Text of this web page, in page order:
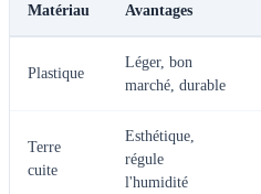
Matériau Avantages
Plastique
Léger, bon
marché, durable
Terre
cuite
Esthétique,
régule
l'humidité